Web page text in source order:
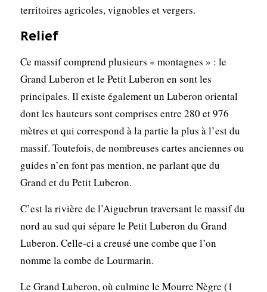
territoires agricoles, vignobles et vergers.
Relief
Ce massif comprend plusieurs « montagnes » : le
Grand Luberon et le Petit Luberon en sont les
principales. Il existe également un Luberon oriental
dont les hauteurs sont comprises entre 280 et 976
mètres et qui correspond à la partie la plus à l’est du
massif. Toutefois, de nombreuses cartes anciennes ou
guides n’en font pas mention, ne parlant que du
Grand et du Petit Luberon.
C’est la rivière de l’Aiguebrun traversant le massif du
nord au sud qui sépare le Petit Luberon du Grand
Luberon. Celle-ci a creusé une combe que l’on
nomme la combe de Lourmarin.
Le Grand Luberon, où culmine le Mourre Nègre (1